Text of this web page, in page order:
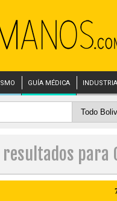
GUÍA MÉDICA
para